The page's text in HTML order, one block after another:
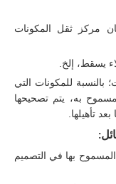
مركز ثقل المكونات
يسقط، إلخ.
للمكونات التي
به، يتم تصحيحها
تأهيلها.
:
بها في التصميم